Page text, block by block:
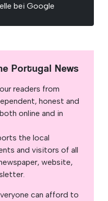
bei Google
Portugal News
readers from
honest and
online and in
the local
and visitors of all
website,
can afford to